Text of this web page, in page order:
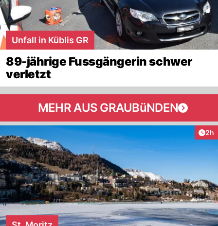
Unfall in Küblis GR
89-jährige Fussgängerin schwer
verletzt
MEHR AUS GRAUBüNDEN
2h